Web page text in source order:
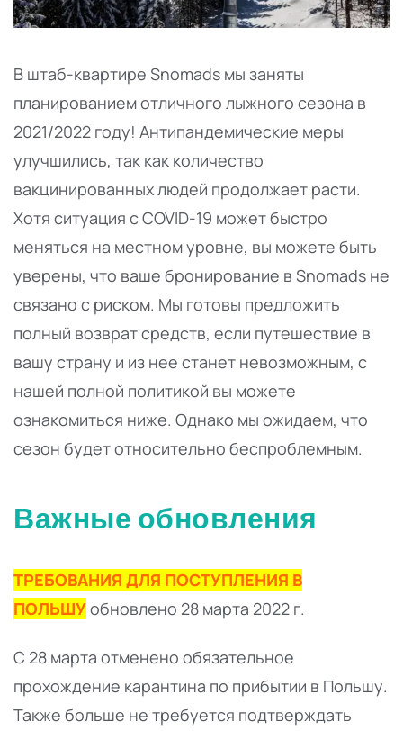
В штаб-квартире Snomads мы заняты
планированием отличного лыжного сезона в
2021/2022 году! Антипандемические меры
улучшились, так как количество
вакцинированных людей продолжает расти.
Хотя ситуация с COVID-19 может быстро
меняться на местном уровне, вы можете быть
уверены, что ваше бронирование в Snomads не
связано с риском. Мы готовы предложить
полный возврат средств, если путешествие в
вашу страну и из нее станет невозможным, с
нашей полной политикой вы можете
ознакомиться ниже. Однако мы ожидаем, что
сезон будет относительно беспроблемным.
Важные обновления
ТРЕБОВАНИЯ ДЛЯ ПОСТУПЛЕНИЯ В
ПОЛЬШУобновлено 28 марта 2022 г.
С 28 марта отменено обязательное
прохождение карантина по прибытии в Польшу.
Также больше не требуется подтверждать